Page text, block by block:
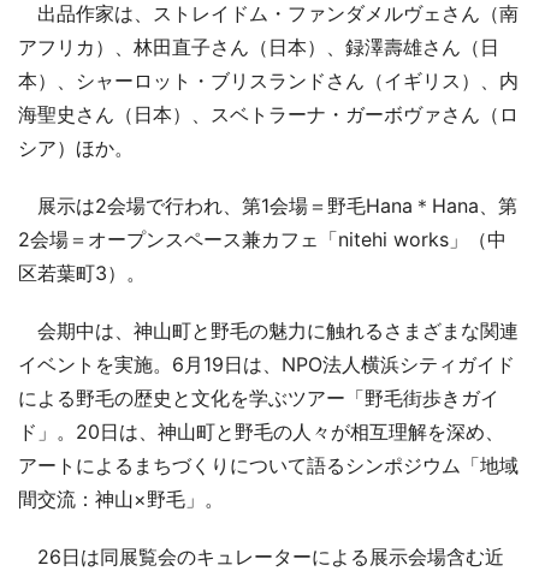
出品作家は、ストレイドム・ファンダメルヴェさん（南
アフリカ）、林田直子さん（日本）、録澤壽雄さん（日
本）、シャーロット・ブリスランドさん（イギリス）、内
海聖史さん（日本）、スベトラーナ・ガーボヴァさん（ロ
シア）ほか。
展示は2会場で行われ、第1会場＝野毛Hana＊Hana、第
2会場＝オープンスペース兼カフェ「nitehi works」（中
区若葉町3）。
会期中は、神山町と野毛の魅力に触れるさまざまな関連
イベントを実施。6月19日は、NPO法人横浜シティガイド
による野毛の歴史と文化を学ぶツアー「野毛街歩きガイ
ド」。20日は、神山町と野毛の人々が相互理解を深め、
アートによるまちづくりについて語るシンポジウム「地域
間交流：神山×野毛」。
26日は同展覧会のキュレーターによる展示会場含む近